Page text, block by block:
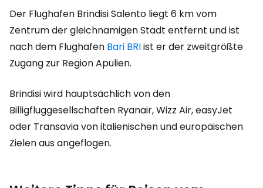
Der Flughafen Brindisi Salento liegt 6 km vom
Zentrum der gleichnamigen Stadt entfernt und ist
nach dem Flughafen Bari BRIist er der zweitgrößte
Zugang zur Region Apulien.
Brindisi wird hauptsächlich von den
Billigfluggesellschaften Ryanair, Wizz Air, easyJet
oder Transavia von italienischen und europäischen
Zielen aus angeflogen.